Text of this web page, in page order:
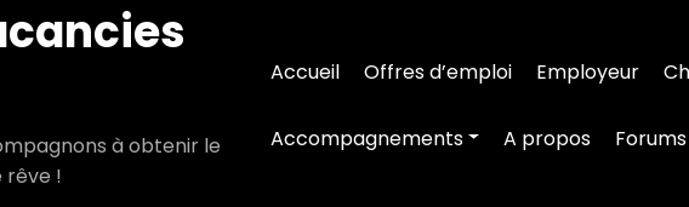
à obtenir le
rêve !
Accueil Offres d’emploi Employeur
Accompagnements A propos Forums